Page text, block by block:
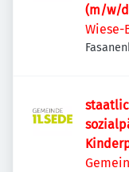
(m/w/
Wiese-